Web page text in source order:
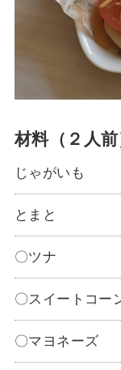
材料（２人前
じゃがいも
とまと
〇ツナ
〇スイートコー
〇マヨネーズ